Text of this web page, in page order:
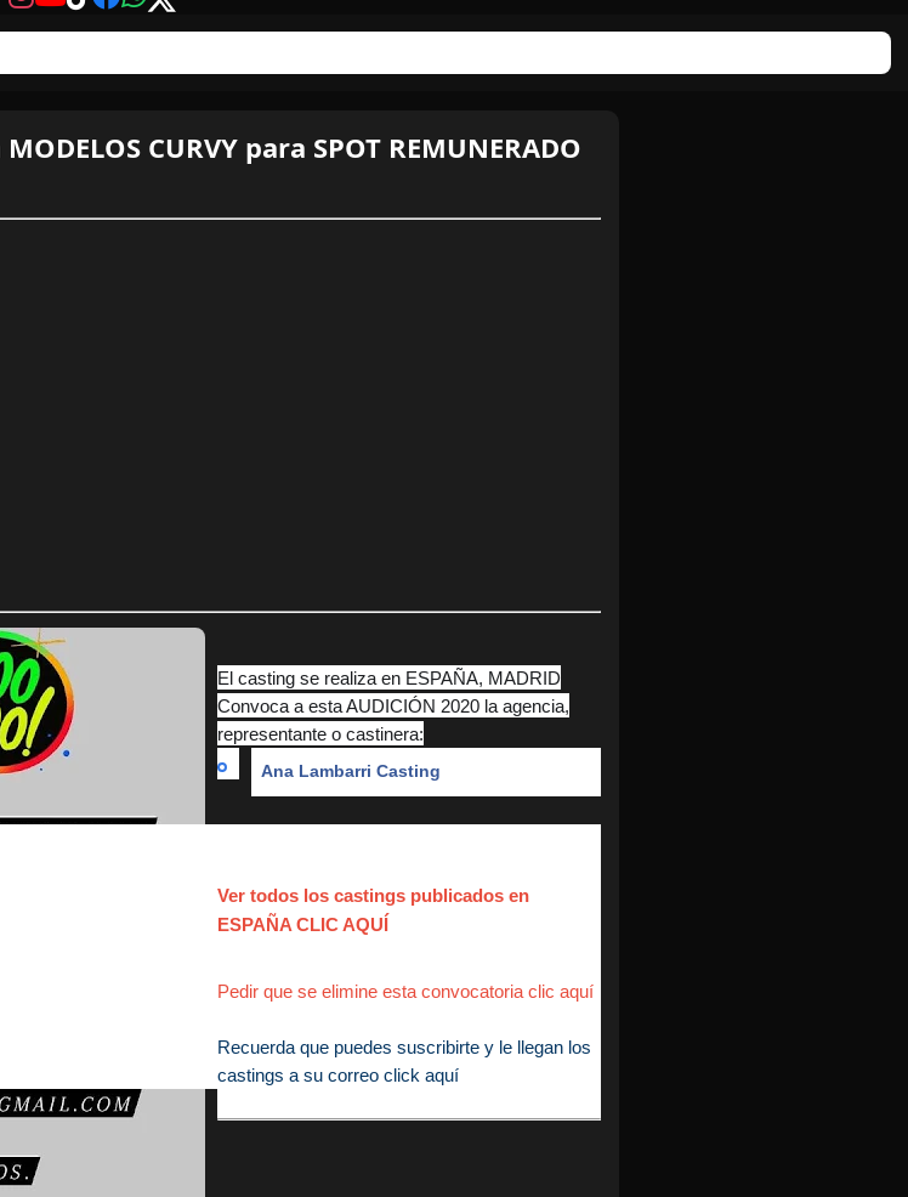
CURVY para SPOT REMUNERADO
El casting se realiza en ESPAÑA, MADRID
Convoca a esta AUDICIÓN 2020 la agencia,
representante o castinera:
Ana Lambarri Casting
Ver todos los castings publicados en
ESPAÑA CLIC AQUÍ
Pedir que se elimine esta convocatoria clic aquí
Recuerda que puedes suscribirte y le llegan los
castings a su correo click aquí